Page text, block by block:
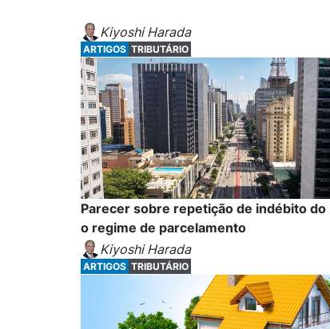
Kiyoshi Harada
ARTIGOS TRIBUTÁRIO
Parecer sobre repetição de indébito do
o regime de parcelamento
Kiyoshi Harada
ARTIGOS TRIBUTÁRIO